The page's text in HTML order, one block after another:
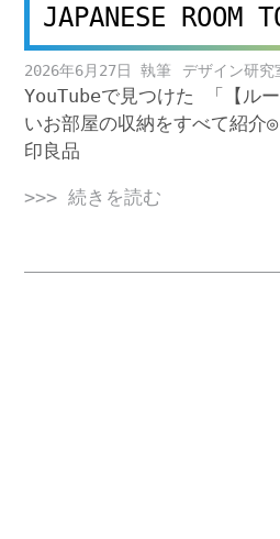
JAPANESE ROOM
2026年6月27日 デザイン研
YouTubeで見つけた 「【ル
いお部屋の収納をすべて紹介
印良品
>>> 続きを読む